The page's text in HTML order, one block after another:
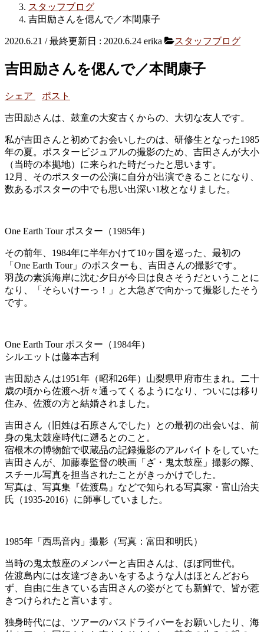
スタッフブログ
吉田励さんを偲んで／本間康子
2020.6.21 / 最終更新日 : 2020.6.24 erika スタッフブログ
吉田励さんを偲んで／本間康子
シェア ポスト
吉田励さんは、鼓童の大変古くからの、大切な友人です。
私が吉田さんと初めてお会いしたのは、研修生となった1985
年の夏。ポスタービジュアルの撮影のため、吉田さんが大小
（当時の本拠地）に来られた時だったと思います。
12月、そのポスターの公演に自分が出演できることになり、
数あるポスターの中でも思い出深い1枚となりました。
One Earth Tour ポスター（1985年）
その前年、1984年に半年かけて10ヶ国を巡った、最初の
「One Earth Tour」のポスターも、吉田さんの撮影です。
羽茂の素浜海岸に沈む夕日が今日は良さそうだということに
なり、「そらいけーっ！」と大急ぎで向かって撮影したそう
です。
One Earth Tour ポスター（1984年）
シルエットは藤本吉利
吉田励さんは1951年（昭和26年）山梨県甲府市生まれ。二十
歳の頃から佐渡へ折々通ってくるようになり、ついには移り
住み、佐渡の方と結婚されました。
吉田さん（旧姓は石原さんでした）との最初の出会いは、前
身の鬼太鼓座時代に遡るとのこと。
宿根木の博物館で収蔵品の記録撮影のアルバイトをしていた
吉田さんが、加藤泰監督の映画「ざ・鬼太鼓座」撮影の際、
スチール写真を担当されたことがきっかけでした。
写真は、写真集『佐渡島』などで知られる写真家・富山治夫
氏（1935-2016）に師事していました。
1985年「西馬音内」撮影（写真：富田和明氏）
当時の鬼太鼓座のメンバーと吉田さんは、ほぼ同世代。
佐渡島内には友達づきあいをするような人はほとんどおら
ず、自由に生きている吉田さんの姿がとても新鮮で、皆が惹
きつけられたと言います。
独身時代には、ツアーのバスドライバーをお願いしたり、海